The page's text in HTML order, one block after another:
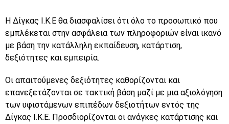
Η Δίγκας Ι.Κ.Ε θα διασφαλίσει ότι όλο το προσωπικό που
εμπλέκεται στην ασφάλεια των πληροφοριών είναι ικανό
με βάση την κατάλληλη εκπαίδευση, κατάρτιση,
δεξιότητες και εμπειρία.
Οι απαιτούμενες δεξιότητες καθορίζονται και
επανεξετάζονται σε τακτική βάση μαζί με μια αξιολόγηση
των υφιστάμενων επιπέδων δεξιοτήτων εντός της
Δίγκας Ι.Κ.Ε. Προσδιορίζονται οι ανάγκες κατάρτισης και